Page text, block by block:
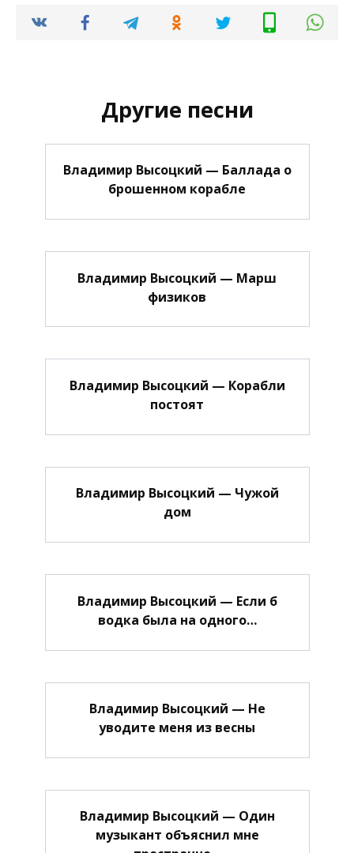
Другие песни
Владимир Высоцкий — Баллада о
брошенном корабле
Владимир Высоцкий — Марш
физиков
Владимир Высоцкий — Корабли
постоят
Владимир Высоцкий — Чужой
дом
Владимир Высоцкий — Если б
водка была на одного…
Владимир Высоцкий — Не
уводите меня из весны
Владимир Высоцкий — Один
музыкант объяснил мне